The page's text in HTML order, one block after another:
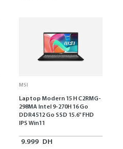
MSI
Laptop Modern 15 H C2RMG-
298MA Intel 9-270H 16 Go
DDR4 512 Go SSD 15.6" FHD
IPS Win11
9.999 DH